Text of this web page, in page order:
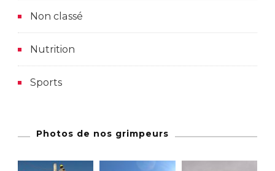
Non classé
Nutrition
Sports
Photos de nos grimpeurs